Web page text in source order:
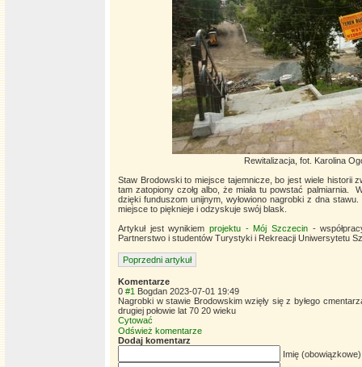
Rewitalizacja, fot. Karolina
Staw Brodowski to miejsce tajemnicze, bo jest wiele historii
tam zatopiony czołg albo, że miała tu powstać palmiarnia.
dzięki funduszom unijnym, wyłowiono nagrobki z dna
miejsce to pięknieje i odzyskuje swój blask.
Artykuł jest wynikiem projektu - Mój Szczecin -
Partnerstwo i studentów Turystyki i Rekreacji Uniwersytetu
Poprzedni artykuł
Komentarze
0 #1 Bogdan 2023-07-01 19:49
Nagrobki w stawie Brodowskim wzięły się z byłego
drugiej połowie lat 70 20 wieku
Cytować
Odśwież komentarze
Dodaj komentarz
Imię (obowiązkowe)